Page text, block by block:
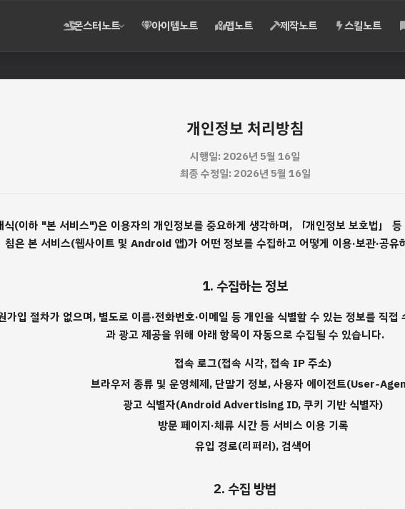
몬스터노트 아이템노트 맵노트 제작노트 스킬노트
개인정보 처리방침
시행일: 2026년 5월 16일
최종 수정일: 2026년 5월 16일
식(이하 "본 서비스")은 이용자의 개인정보를 중요하게 생각하며, 「개인정보 보호법」
침은 본 서비스(웹사이트 및 Android 앱)가 어떤 정보를 수집하고 어떻게 이용·보관·공유
1. 수집하는 정보
가입 절차가 없으며, 별도로 이름·전화번호·이메일 등 개인을 식별할 수 있는 정보를 직
과 광고 제공을 위해 아래 항목이 자동으로 수집될 수 있습니다.
접속 로그(접속 시각, 접속 IP 주소)
브라우저 종류 및 운영체제, 단말기 정보, 사용자 에이전트(User-
광고 식별자(Android Advertising ID, 쿠키 기반 식별자)
방문 페이지·체류 시간 등 서비스 이용 기록
유입 경로(리퍼러), 검색어
2. 수집 방법